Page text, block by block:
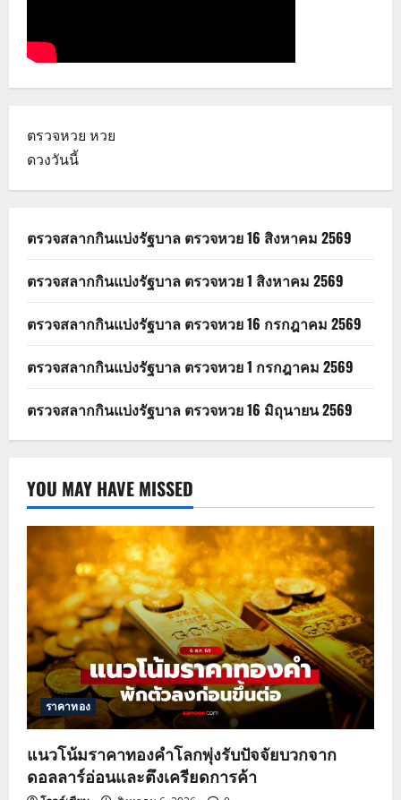
ตรวจหวย หวย
ดวงวันนี้
ตรวจสลากกินแบ่งรัฐบาล ตรวจหวย 16 สิงหาคม 2569
ตรวจสลากกินแบ่งรัฐบาล ตรวจหวย 1 สิงหาคม 2569
ตรวจสลากกินแบ่งรัฐบาล ตรวจหวย 16 กรกฎาคม 2569
ตรวจสลากกินแบ่งรัฐบาล ตรวจหวย 1 กรกฎาคม 2569
ตรวจสลากกินแบ่งรัฐบาล ตรวจหวย 16 มิถุนายน 2569
YOU MAY HAVE MISSED
ราคาทอง
แนวโน้มราคาทองคำโลกพุ่งรับปัจจัยบวกจาก
ดอลลาร์อ่อนและตึงเครียดการค้า